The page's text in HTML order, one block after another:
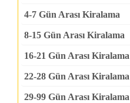
4-7 Gün Arası Kiralama
8-15 Gün Arası Kiralama
16-21 Gün Arası Kiralama
22-28 Gün Arası Kiralama
29-99 Gün Arası Kiralama